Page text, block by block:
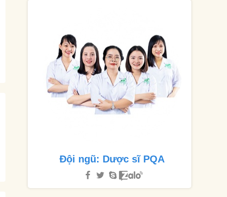
Đội ngũ: Dược sĩ PQA